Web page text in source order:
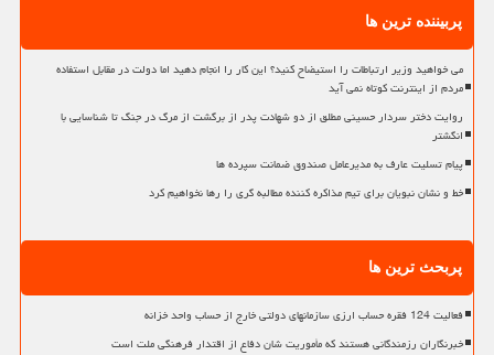
پربیننده ترین ها
می خواهید وزیر ارتباطات را استیضاح کنید؟ این کار را انجام دهید اما دولت در مقابل استفاده
مردم از اینترنت کوتاه نمی آید
روایت دختر سردار حسینی مطلق از دو شهادت پدر از برگشت از مرگ در جنگ تا شناسایی با
انگشتر
پیام تسلیت عارف به مدیرعامل صندوق ضمانت سپرده ها
خط و نشان نبویان برای تیم مذاکره کننده مطالبه گری را رها نخواهیم کرد
پربحث ترین ها
فعالیت 124 فقره حساب ارزی سازمانهای دولتی خارج از حساب واحد خزانه
خبرنگاران رزمندگانی هستند که مأموریت شان دفاع از اقتدار فرهنگی ملت است